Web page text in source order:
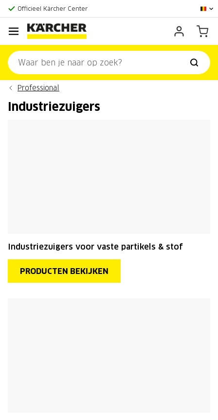
Officieel Kärcher Center
Klantenscore:9,3/10
Professional
Industriezuigers
Industriezuigers voor vaste partikels & stof
PRODUCTEN BEKIJKEN